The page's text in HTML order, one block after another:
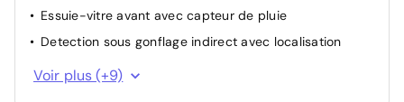
Essuie-vitre avant avec capteur de pluie
Detection sous gonflage indirect avec localisation
Allumage automatique des feux de croisement
Voir plus (+9)